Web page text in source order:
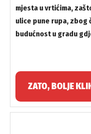
mjesta u vrtićima,
ulice pune rupa, zbog
budućnost u gradu
ZATO, BOLJE